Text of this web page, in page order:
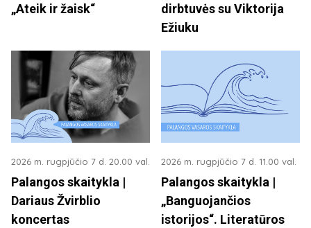
„Ateik ir žaisk“
dirbtuvės su Viktorija
Ežiuku
2026 m. rugpjūčio 7 d. 20.00 val.
Palangos skaitykla |
Dariaus Žvirblio
koncertas
2026 m. rugpjūčio 7 d. 11.00 val.
Palangos skaitykla |
„Banguojančios
istorijos“. Literatūros